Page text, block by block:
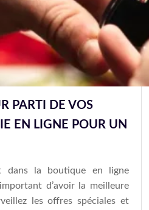
PARTI DE VOS
EN LIGNE POUR UN
dans la boutique en ligne
d’avoir la meilleure
les offres spéciales et